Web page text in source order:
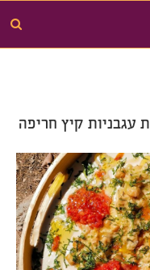
עגבניות קיץ חריפה